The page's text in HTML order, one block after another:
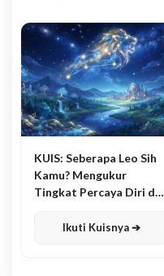
KUIS: Seberapa Leo Sih
Kamu? Mengukur
Tingkat Percaya Diri dan
Ikuti Kuisnya ➔